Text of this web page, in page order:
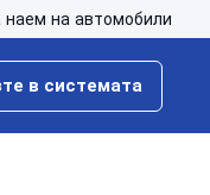
наем на автомобили
в системата